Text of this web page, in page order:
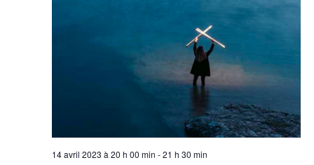
14 avril 2023 à 20 h 00 min -21 h 30 min